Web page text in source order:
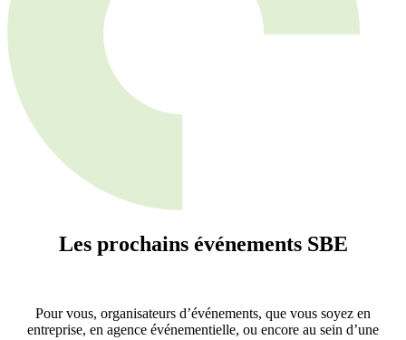
Les prochains événements SBE
Pour vous, organisateurs d’événements, que vous soyez en
entreprise, en agence événementielle, ou encore au sein d’une